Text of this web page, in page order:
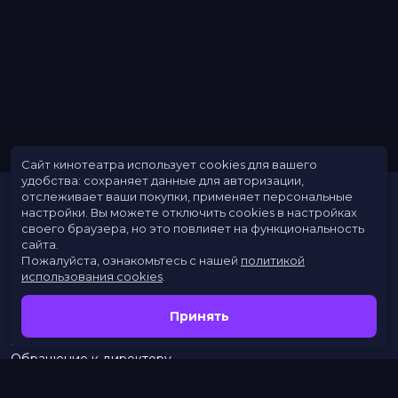
Расписание
Скоро в кино
Заведения
Обращение к директору
Сайт кинотеатра использует cookies для вашего
удобства: сохраняет данные для авторизации,
отслеживает ваши покупки, применяет персональные
настройки. Вы можете отключить cookies в настройках
своего браузера, но это повлияет на функциональность
сайта.
Пожалуйста, ознакомьтесь с нашей политикой
использования cookies
Принять